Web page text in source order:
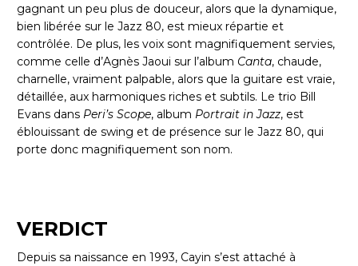
gagnant un peu plus de douceur, alors que la dynamique,
bien libérée sur le Jazz 80, est mieux répartie et
contrôlée. De plus, les voix sont magnifiquement servies,
comme celle d’Agnès Jaoui sur l’album Canta, chaude,
charnelle, vraiment palpable, alors que la guitare est vraie,
détaillée, aux harmoniques riches et subtils. Le trio Bill
Evans dans Peri’s Scope, album Portrait in Jazz, est
éblouissant de swing et de présence sur le Jazz 80, qui
porte donc magnifiquement son nom.
VERDICT
Depuis sa naissance en 1993, Cayin s’est attaché à